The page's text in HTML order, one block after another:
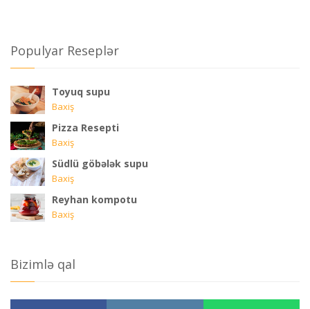
Populyar Reseplər
Toyuq supu
Baxiş
Pizza Resepti
Baxiş
Südlü göbələk supu
Baxiş
Reyhan kompotu
Baxiş
Bizimlə qal